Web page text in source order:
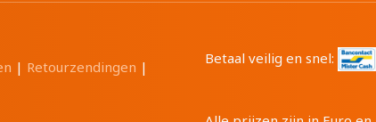
| Retourzendingen |
Betaal veilig en snel: